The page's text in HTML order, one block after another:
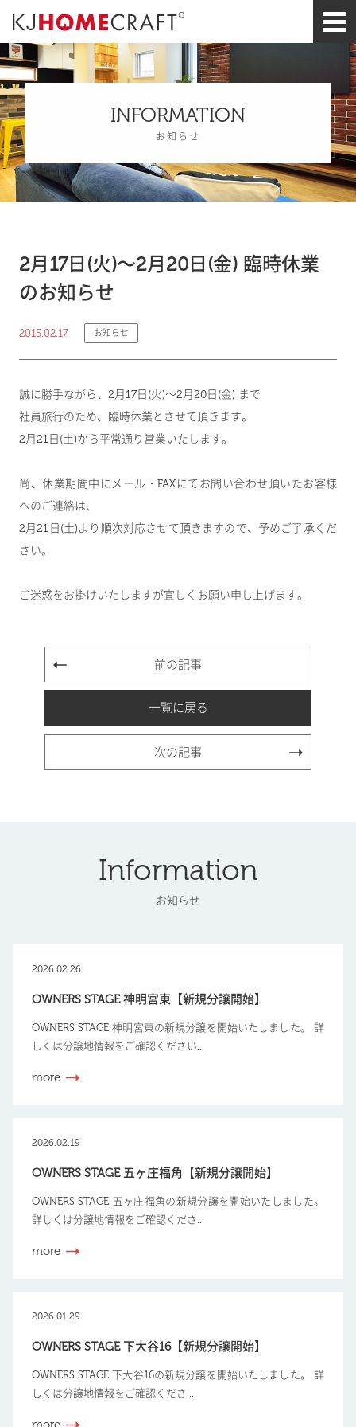
INFORMATION
お知らせ
2月17日(火)～2月20日(金) 臨時休業
のお知らせ
2015.02.17 お知らせ
誠に勝手ながら、2月17日(火)～2月20日(金) まで
社員旅行のため、臨時休業とさせて頂きます。
2月21日(土)から平常通り営業いたします。
尚、休業期間中にメール・FAXにてお問い合わせ頂いたお客様
へのご連絡は、
2月21日(土)より順次対応させて頂きますので、予めご了承くだ
さい。
ご迷惑をお掛けいたしますが宜しくお願い申し上げます。
前の記事
一覧に戻る
次の記事
Information
お知らせ
2026.02.26
OWNERS STAGE 神明宮東【新規分譲開始】
OWNERS STAGE 神明宮東の新規分譲を開始いたしました。 詳
しくは分譲地情報をご確認ください...
more
2026.02.19
OWNERS STAGE 五ヶ庄福角【新規分譲開始】
OWNERS STAGE 五ヶ庄福角の新規分譲を開始いたしました。
詳しくは分譲地情報をご確認くださ...
more
2026.01.29
OWNERS STAGE 下大谷16【新規分譲開始】
OWNERS STAGE 下大谷16の新規分譲を開始いたしました。 詳
しくは分譲地情報をご確認くださ...